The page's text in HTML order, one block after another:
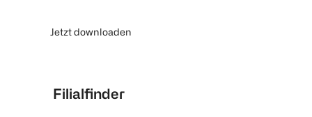
Jetzt downloaden
Filialfinder